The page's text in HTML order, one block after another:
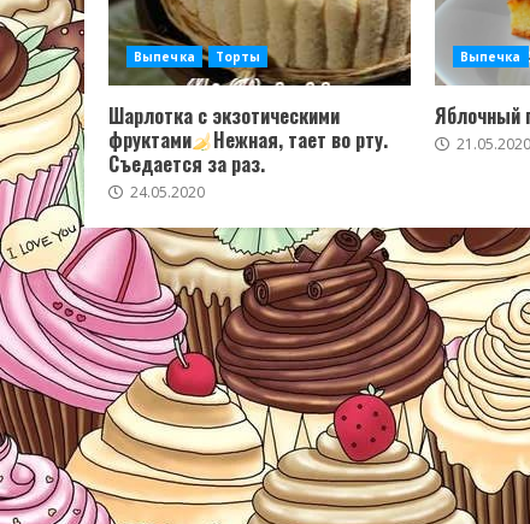
Выпечка Торты
Шарлотка с экзотическими
фруктами
Нежная, тает во рту.
Съедается за раз.
24.05.2020
Выпечка
Яблочный
21.05.2020